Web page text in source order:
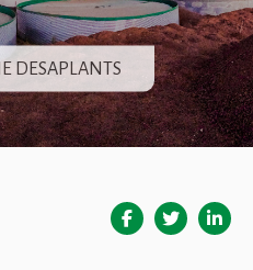
DESAPLANTS